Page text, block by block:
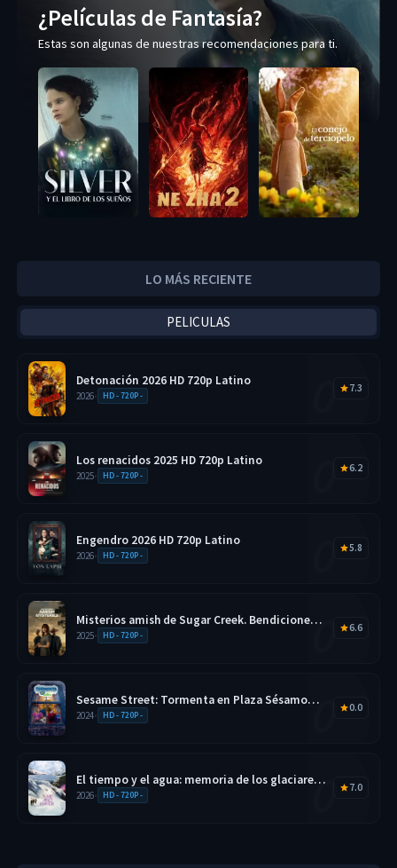
¿Películas de Fantasía?
Estas son algunas de nuestras recomendaciones para ti.
LO MÁS RECIENTE
PELICULAS
Detonación 2026 HD 720p Latino
2026• HD - 720P -
7.3
Los renacidos 2025 HD 720p Latino
2025• HD - 720P -
6.2
Engendro 2026 HD 720p Latino
2026• HD - 720P -
5.8
Misterios amish de Sugar Creek. Bendiciones
disfrazadas 2025 HD 720p Latino
2025• HD - 720P -
6.6
Sesame Street: Tormenta en Plaza Sésamo
2026 HD 720p Latino
2024• HD - 720P -
0.0
El tiempo y el agua: memoria de los glaciares
2026 HD 720p
2026• HD - 720P -
7.0